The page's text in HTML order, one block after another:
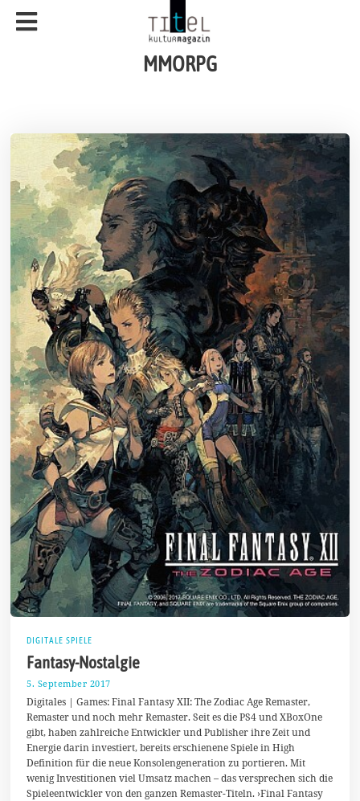
MMORPG
DIGITALE SPIELE
Fantasy-Nostalgie
5. September 2017
1
.
M
a
i
0
1
8
Digitales | Games: Final Fantasy XII: The Zodiac Age Remaster,
Remaster und noch mehr Remaster. Seit es die PS4 und XBoxOne
gibt, haben zahlreiche Entwickler und Publisher ihre Zeit und
Energie darin investiert, bereits erschienene Spiele in High
Definition für die neue Konsolengeneration zu portieren. Mit
wenig Investitionen viel Umsatz machen – das versprechen sich die
Spieleentwickler von den ganzen Remaster-Titeln. ›Final Fantasy